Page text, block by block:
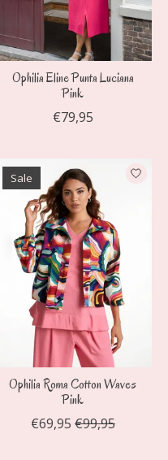
Ophilia Eline Punta Luciana
Pink
€79,95
Sale
Ophilia Roma Cotton Waves
Pink
€69,95 €99,95